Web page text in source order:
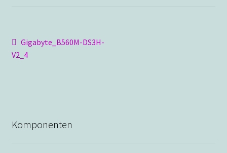
Beitragsnavigation
Vorheriger
Beitrag:
Gigabyte_B560M-DS3H-
V2_4
Komponenten